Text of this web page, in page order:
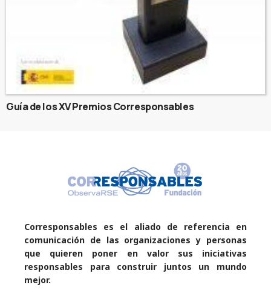
Guía de los XV Premios Corresponsables
Corresponsables es el aliado de referencia en
comunicación de las organizaciones y personas
que quieren poner en valor sus iniciativas
responsables para construir juntos un mundo
mejor.